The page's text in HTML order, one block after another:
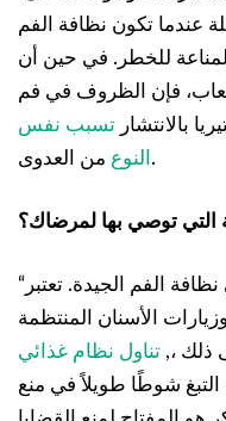
عندما تكون نظافة الفم
للخطر. في حين أن
فإن الظروف في فم
بالانتشار تسبب نفس
النوع من العدوى.
التي توصي بها لمرضاك؟
“أؤكد دائمًا على أهمية الحفاظ على نظافة الفم الجيدة. تعتبر
الأسنان المنتظمة
ذلك ،, تناول نظام غذائي
شوطًا طويلاً في منع